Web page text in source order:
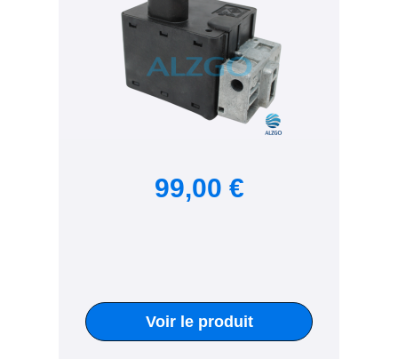
99,00 €
Voir le produit